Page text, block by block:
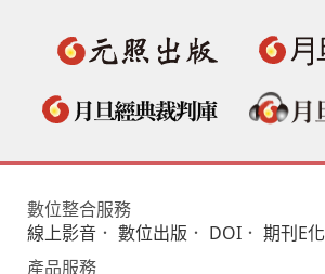
數位整合服務
線上影音 ． 數位出版 ． DOI ． 期刊E化
產品服務